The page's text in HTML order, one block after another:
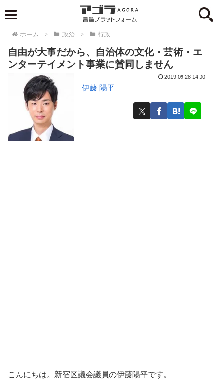
ホーム 政治 行政
自由が大事だから、自治体の文化・芸術・エ
ンターテイメント事業に賛同しません
伊藤 陽平
2019.09.28 14:00
こんにちは。新宿区議会議員の伊藤陽平です。